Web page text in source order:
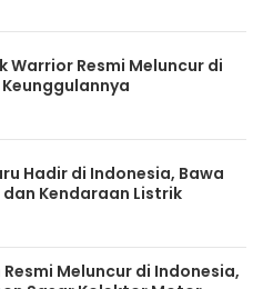
Warrior Resmi Meluncur di
Keunggulannya
Hadir di Indonesia, Bawa
Kendaraan Listrik
Meluncur di Indonesia,